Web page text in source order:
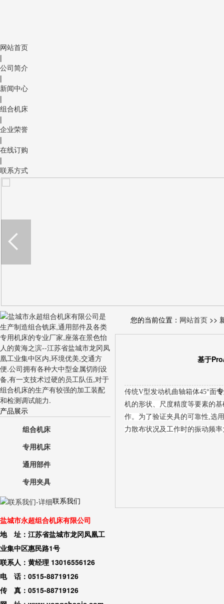
网站首页
|
公司简介
|
新闻中心
|
组合机床
|
企业荣誉
|
在线订购
|
联系方式
产品展示
组合机床
专用机床
通用部件
专用夹具
联系我们
盐城市永超组合机床有限公司
地 址：江苏省盐城市龙冈凤凰工
业集中区惠民路1号
联系人：黄经理 13016556126
电 话：0515-88719126
传 真：0515-88719126
您的当前位置： 网站首页 >>
基于
传统V型发动机曲轴箱体45°面
机的形状、尺度精度等要素的
作。为了验证夹具的可靠性,选
力散布状况及工作时的振动频